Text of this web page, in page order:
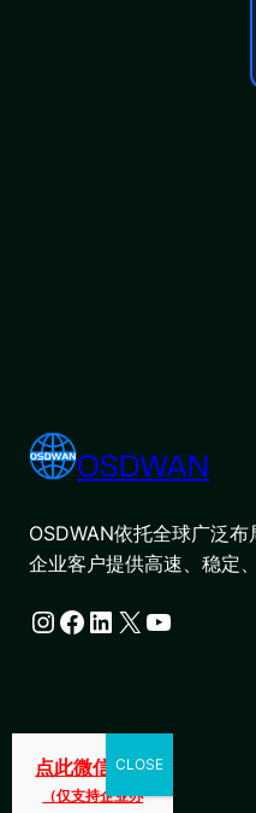
OSDWAN
OSDWAN依托全球广泛
企业客户提供高速、稳定
Instagram Facebook LinkedIn X YouTube
点此微信咨询
（仅支持企业办